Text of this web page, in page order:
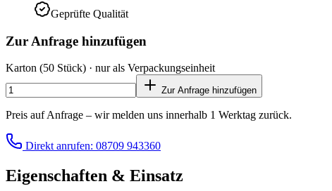
Geprüfte Qualität
Zur Anfrage hinzufügen
Karton (50 Stück) · nur als Verpackungseinheit
Zur Anfrage hinzufügen
Preis auf Anfrage – wir melden uns innerhalb 1 Werktag zurück.
Direkt anrufen: 08709 943360
Eigenschaften & Einsatz